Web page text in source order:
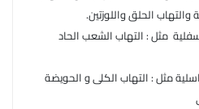
الحلق واللوزتين.
مثل : التهاب الشعب الحاد
مثل : التهاب الكلى و الحويضة